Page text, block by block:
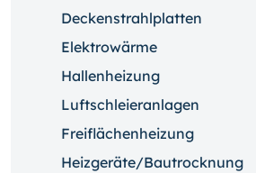
Deckenstrahlplatten
Elektrowärme
Hallenheizung
Luftschleieranlagen
Freiflächenheizung
Heizgeräte/Bautrocknung